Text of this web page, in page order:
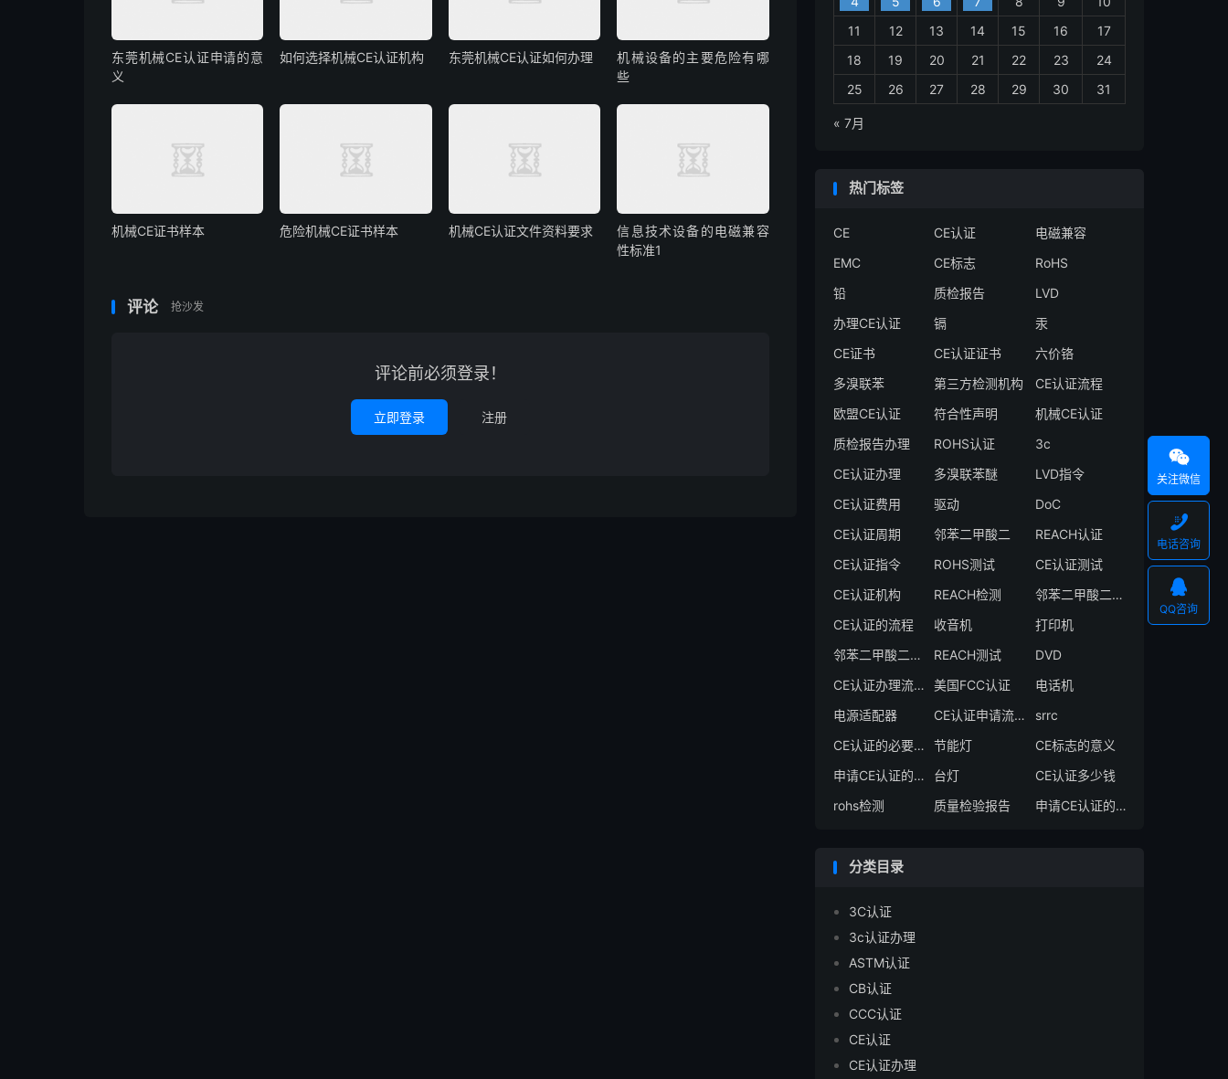
东莞机械CE认证申请的意
义
如何选择机械CE认证机构 东莞机械CE认证如何办理
机械设备的主要危险有哪
些
机械CE证书样本 危险机械CE证书样本 机械CE认证文件资料要求
信息技术设备的电磁兼容
性标准1
评论 抢沙发
评论前必须登录！
立即登录 注册
11
12 13 14 15 16
17
18
19 20 21 22 23
24
25
26 27 28 29 30 31
« 7月
热门标签
CE CE认证
电磁兼容
EMC
CE标志
RoHS
铅
质检报告
LVD
办理CE认证
镉
汞
CE证书
CE认证证书
六价铬
多溴联苯
第三方检测机构
CE认证流程
欧盟CE认证
符合性声明
机械CE认证
质检报告办理
ROHS认证
3c
CE认证办理
多溴联苯醚
LVD指令
CE认证费用
驱动
DoC
CE认证周期
邻苯二甲酸二
REACH认证
CE认证指令
ROHS测试
CE认证测试
CE认证机构
REACH检测
邻苯二甲酸二异丁酯
CE认证的流程
收音机
打印机
邻苯二甲酸二丁酯
REACH测试
DVD
CE认证办理流程
美国FCC认证
电话机
电源适配器
CE认证申请流程
srrc
CE认证的必要性
节能灯
CE标志的意义
申请CE认证的必要性
台灯
CE认证多少钱
rohs检测
质量检验报告 申请CE认证的好处
分类目录
3C认证
3c认证办理
ASTM认证
CB认证
CCC认证
CE认证
CE认证办理

关注微信

电话咨询

QQ咨询